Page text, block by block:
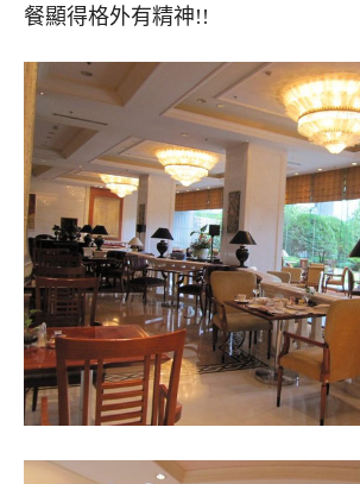
餐顯得格外有精神!!